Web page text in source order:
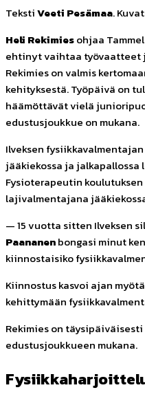
TekstiVeeti Pesämaa.
Heli Rekimiesohjaa
ehtinyt vaihtaa työvaatteet
Rekimies on valmis
kehityksestä. Työpäivä on
häämöttävät vielä
edustusjoukkue on mukana.
Ilveksen
jääkiekossa ja jalkapallossa
Fysioterapeutin
lajivalmentajana
— 15 vuotta sitten Ilveksen
Paananenbongasi minut
kiinnostaisiko
Kiinnostus kasvoi ajan
kehittymään
Rekimies on
edustusjoukkueen mukana.